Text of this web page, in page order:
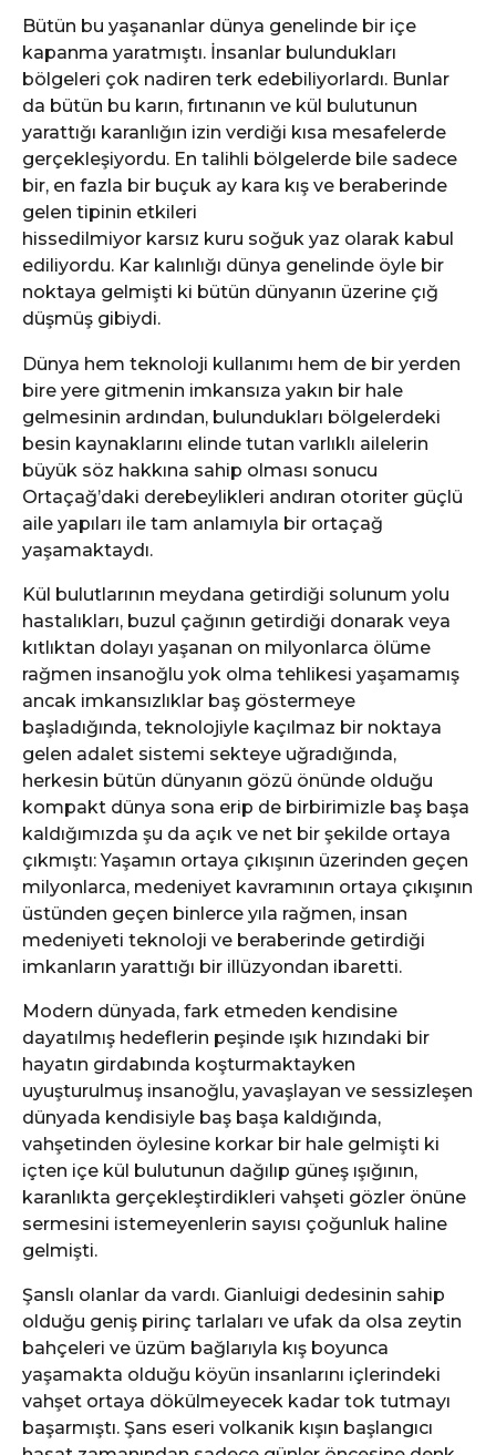
Bütün bu yaşananlar dünya genelinde bir içe
kapanma yaratmıştı. İnsanlar bulundukları
bölgeleri çok nadiren terk edebiliyorlardı. Bunlar
da bütün bu karın, fırtınanın ve kül bulutunun
yarattığı karanlığın izin verdiği kısa mesafelerde
gerçekleşiyordu. En talihli bölgelerde bile sadece
bir, en fazla bir buçuk ay kara kış ve beraberinde
gelen tipinin etkileri
hissedilmiyor karsız kuru soğuk yaz olarak kabul
ediliyordu. Kar kalınlığı dünya genelinde öyle bir
noktaya gelmişti ki bütün dünyanın üzerine çığ
düşmüş gibiydi.
Dünya hem teknoloji kullanımı hem de bir yerden
bire yere gitmenin imkansıza yakın bir hale
gelmesinin ardından, bulundukları bölgelerdeki
besin kaynaklarını elinde tutan varlıklı ailelerin
büyük söz hakkına sahip olması sonucu
Ortaçağ’daki derebeylikleri andıran otoriter güçlü
aile yapıları ile tam anlamıyla bir ortaçağ
yaşamaktaydı.
Kül bulutlarının meydana getirdiği solunum yolu
hastalıkları, buzul çağının getirdiği donarak veya
kıtlıktan dolayı yaşanan on milyonlarca ölüme
rağmen insanoğlu yok olma tehlikesi yaşamamış
ancak imkansızlıklar baş göstermeye
başladığında, teknolojiyle kaçılmaz bir noktaya
gelen adalet sistemi sekteye uğradığında,
herkesin bütün dünyanın gözü önünde olduğu
kompakt dünya sona erip de birbirimizle baş başa
kaldığımızda şu da açık ve net bir şekilde ortaya
çıkmıştı: Yaşamın ortaya çıkışının üzerinden geçen
milyonlarca, medeniyet kavramının ortaya çıkışının
üstünden geçen binlerce yıla rağmen, insan
medeniyeti teknoloji ve beraberinde getirdiği
imkanların yarattığı bir illüzyondan ibaretti.
Modern dünyada, fark etmeden kendisine
dayatılmış hedeflerin peşinde ışık hızındaki bir
hayatın girdabında koşturmaktayken
uyuşturulmuş insanoğlu, yavaşlayan ve sessizleşen
dünyada kendisiyle baş başa kaldığında,
vahşetinden öylesine korkar bir hale gelmişti ki
içten içe kül bulutunun dağılıp güneş ışığının,
karanlıkta gerçekleştirdikleri vahşeti gözler önüne
sermesini istemeyenlerin sayısı çoğunluk haline
gelmişti.
Şanslı olanlar da vardı. Gianluigi dedesinin sahip
olduğu geniş pirinç tarlaları ve ufak da olsa zeytin
bahçeleri ve üzüm bağlarıyla kış boyunca
yaşamakta olduğu köyün insanlarını içlerindeki
vahşet ortaya dökülmeyecek kadar tok tutmayı
başarmıştı. Şans eseri volkanik kışın başlangıcı